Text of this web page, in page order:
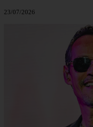
23/07/2026